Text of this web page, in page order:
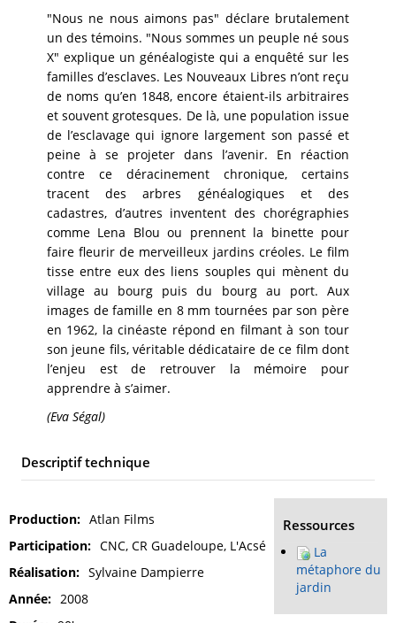
"Nous ne nous aimons pas" déclare brutalement
un des témoins. "Nous sommes un peuple né sous
X" explique un généalogiste qui a enquêté sur les
familles d’esclaves. Les Nouveaux Libres n’ont reçu
de noms qu’en 1848, encore étaient-ils arbitraires
et souvent grotesques. De là, une population issue
de l’esclavage qui ignore largement son passé et
peine à se projeter dans l’avenir. En réaction
contre ce déracinement chronique, certains
tracent des arbres généalogiques et des
cadastres, d’autres inventent des chorégraphies
comme Lena Blou ou prennent la binette pour
faire fleurir de merveilleux jardins créoles. Le film
tisse entre eux des liens souples qui mènent du
village au bourg puis du bourg au port. Aux
images de famille en 8 mm tournées par son père
en 1962, la cinéaste répond en filmant à son tour
son jeune fils, véritable dédicataire de ce film dont
l’enjeu est de retrouver la mémoire pour
apprendre à s’aimer.
(Eva Ségal)
Descriptif technique
Production
Atlan Films
Participation
CNC, CR Guadeloupe, L'Acsé
Réalisation
Sylvaine Dampierre
Année
2008
Ressources
La
métaphore du
jardin